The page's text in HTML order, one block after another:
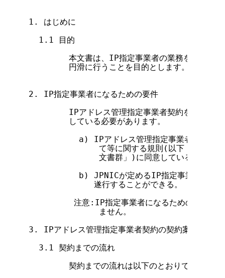
1. はじめに
  1.1 目的
本文書は、IP指定事業者の業務を十分に理
        円滑に行うことを目的とします。
2. IP指定事業者になるための要件
IPアドレス管理指定事業者契約を締結する
        している必要があります。
a) IPアドレス管理指定事業者契約書(
て等に関する規則(以下「規則」)
              文書群」)に同意している。
b) JPNICが定めるIP指定事業者に関す
             遂行することができる。
注意:IP指定事業者になるための要件に
              ません。
3. IPアドレス管理指定事業者契約の契約案内
  3.1 契約までの流れ
        契約までの流れは以下のとおりです。